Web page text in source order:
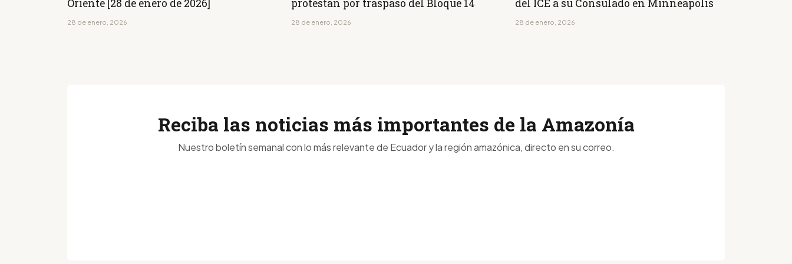
Oriente [28 de enero de 2026]
28 de enero, 2026
protestan por traspaso del Bloque 14
28 de enero, 2026
del ICE a su Consulado en Minneapolis
28 de enero, 2026
Reciba las noticias más importantes de la Amazonía
Nuestro boletín semanal con lo más relevante de Ecuador y la región amazónica, directo en su correo.